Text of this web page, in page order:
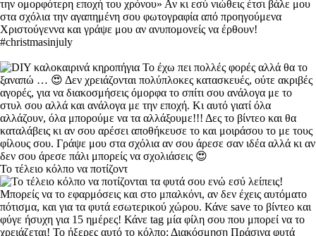
Το τέλειο κόλπο να ποτίζοντ